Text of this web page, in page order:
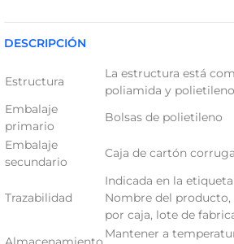
DESCRIPCIÓN
Estructura
La estructura está
poliamida y polietileno
Embalaje
primario
Bolsas de polietileno
Embalaje
secundario
Caja de cartón
Trazabilidad
Indicada en la
Nombre del
por caja, lote de
Mantener a